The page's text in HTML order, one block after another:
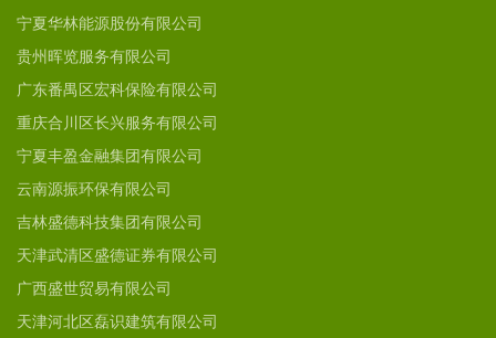
宁夏华林能源股份有限公司
贵州晖览服务有限公司
广东番禺区宏科保险有限公司
重庆合川区长兴服务有限公司
宁夏丰盈金融集团有限公司
云南源振环保有限公司
吉林盛德科技集团有限公司
天津武清区盛德证券有限公司
广西盛世贸易有限公司
天津河北区磊识建筑有限公司